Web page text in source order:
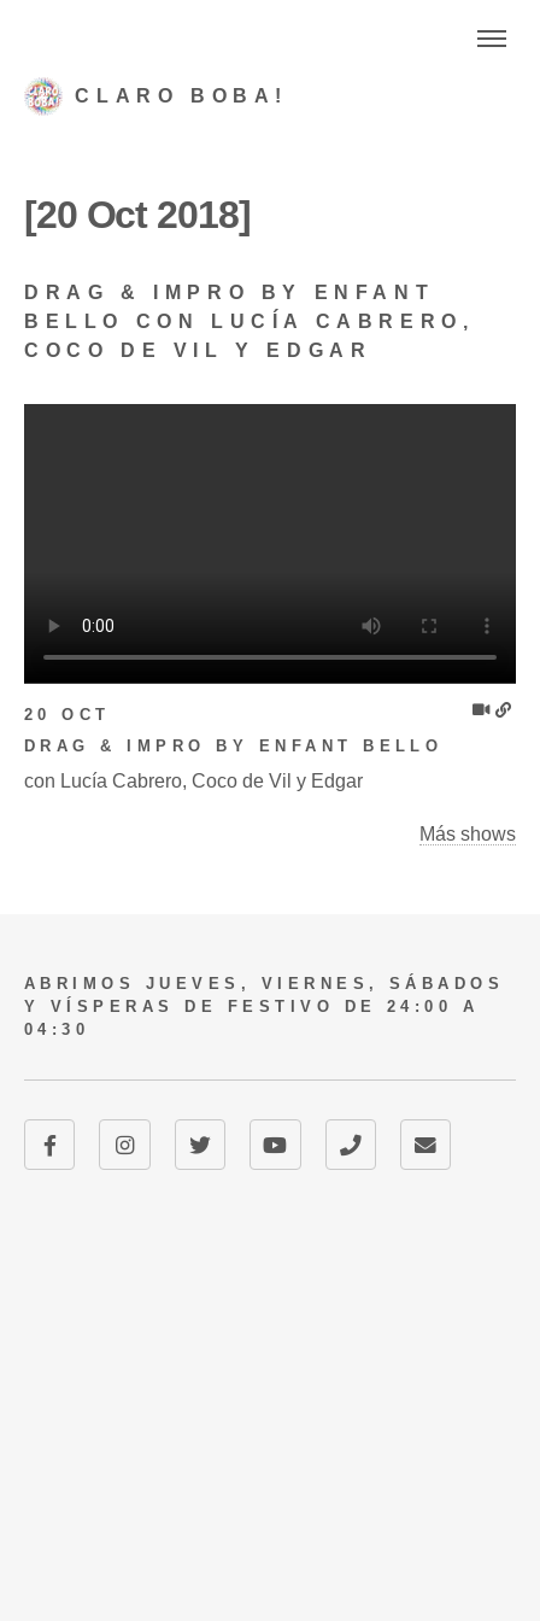
CLARO BOBA!
[20 Oct 2018]
DRAG & IMPRO BY ENFANT
BELLO CON LUCÍA CABRERO,
COCO DE VIL Y EDGAR
20 OCT
DRAG & IMPRO BY ENFANT BELLO
con Lucía Cabrero, Coco de Vil y Edgar
Más shows
ABRIMOS JUEVES, VIERNES, SÁBADOS
Y VÍSPERAS DE FESTIVO DE 24:00 A
04:30